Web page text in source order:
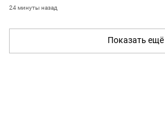
24 минуты назад
Показать ещё